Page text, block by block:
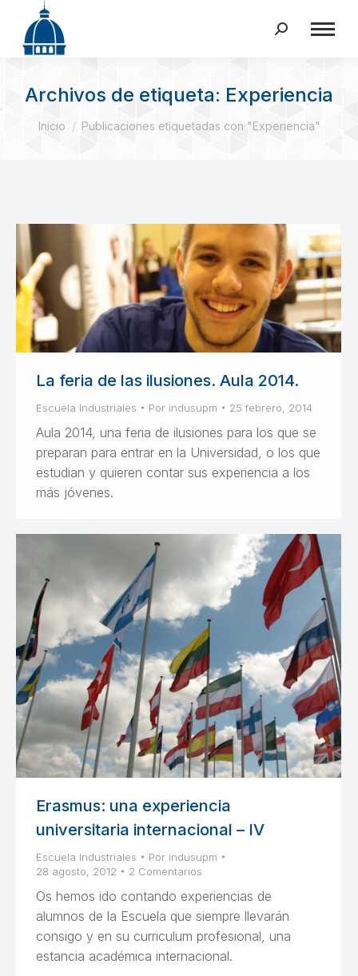
Buscar:
Archivos de etiqueta: Experiencia
Estás aquí:
Inicio Publicaciones etiquetadas con "Experiencia"
La feria de las ilusiones. Aula 2014.
Escuela Industriales Por indusupm 25 febrero, 2014
Aula 2014, una feria de ilusiones para los que se
preparan para entrar en la Universidad, o los que
estudian y quieren contar sus experiencia a los
más jóvenes.
Erasmus: una experiencia
universitaria internacional – IV
Escuela Industriales Por indusupm
28 agosto, 2012
2 Comentarios
Os hemos ido contando experiencias de
alumnos de la Escuela que siempre llevarán
consigo y en su curriculum profesional, una
estancia académica internacional.